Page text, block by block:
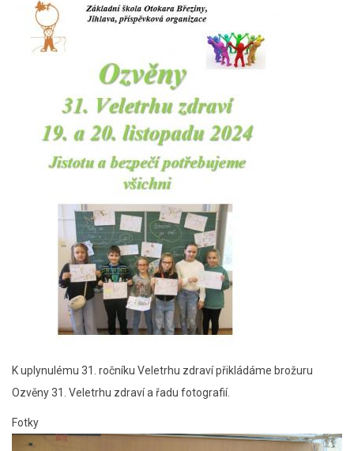
K uplynulému 31. ročníku Veletrhu zdraví přikládáme brožuru
Ozvěny 31. Veletrhu zdraví a řadu fotografií.
Fotky